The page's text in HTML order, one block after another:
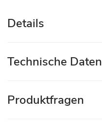
Details
Technische Daten
Produktfragen